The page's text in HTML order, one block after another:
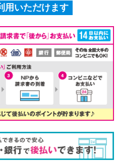
用いただけます